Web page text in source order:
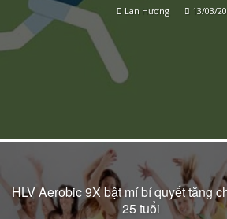
Lan Hương 13/03/
HLV Aerobic 9X bật mí bí quyết tăng
25 tuổi